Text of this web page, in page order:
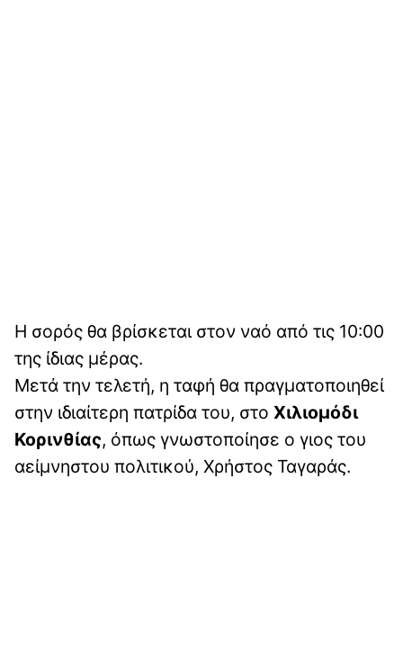
Η σορός θα βρίσκεται στον ναό από τις 10:00
της ίδιας μέρας.
Μετά την τελετή, η ταφή θα πραγματοποιηθεί
στην ιδιαίτερη πατρίδα του, στο Χιλιομόδι
Κορινθίας, όπως γνωστοποίησε ο γιος του
αείμνηστου πολιτικού, Χρήστος Ταγαράς.